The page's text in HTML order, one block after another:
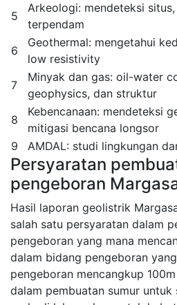
5
Arkeologi: mendeteksi
terpendam
6
Geothermal: mengetahui
low resistivity
7
Minyak dan gas: oil-water
geophysics, dan struktur
8
Kebencanaan: mendeteksi
mitigasi bencana longsor
9
AMDAL: studi lingkungan
Persyaratan
pengeboran
Hasil laporan geolistrik
salah satu persyaratan dalam
pengeboran yang mana
dalam bidang pengeboran
pengeboran mencangkup
dalam pembuatan sumur